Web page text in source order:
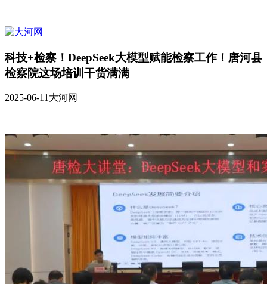
科技+检察！DeepSeek大模型赋能检察工作！唐河县
检察院这场培训干货满满
2025-06-11大河网